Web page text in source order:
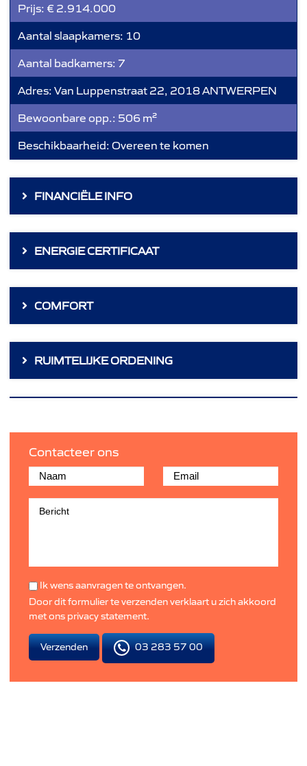
Contacteer ons
Ik wens aanvragen te ontvangen.
Door dit formulier te verzenden verklaart u zich akkoord
met ons privacy statement.
Verzenden 03 283 57 00
Prijs: € 2.914.000
Aantal slaapkamers: 10
Aantal badkamers: 7
Adres: Van Luppenstraat 22, 2018 ANTWERPEN
Bewoonbare opp.: 506 m²
Beschikbaarheid: Overeen te komen
FINANCIËLE INFO
ENERGIE CERTIFICAAT
COMFORT
RUIMTELIJKE ORDENING